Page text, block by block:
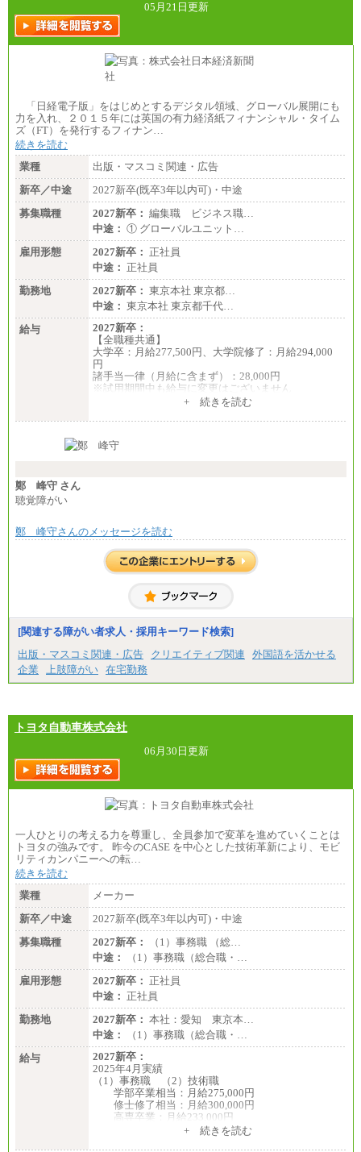
05月21日更新
「日経電子版」をはじめとするデジタル領域、グローバル展開にも
力を入れ、２０１５年には英国の有力経済紙フィナンシャル・タイム
ズ（FT）を発行するフィナン…
続きを読む
業種
出版・マスコミ関連・広告
新卒／中途
2027新卒(既卒3年以内可)・中途
募集職種
2027新卒： 編集職 ビジネス職…
中途： ① グローバルユニット…
雇用形態
2027新卒： 正社員
中途： 正社員
勤務地
2027新卒： 東京本社 東京都…
中途： 東京本社 東京都千代…
給与
2027新卒：
【全職種共通】
大学卒：月給277,500円、大学院修了：月給294,000
円
諸手当一律（月給に含まず）：28,000円
※試用期間中も給与に変更はございません
月給370,000円～
ます。
+ 続きを読む
鄭 峰守 さん
聴覚障がい
鄭 峰守さんのメッセージを読む
[関連する障がい者求人・採用キーワード検索]
出版・マスコミ関連・広告
クリエイティブ関連
外国語を活かせる
企業
上肢障がい 在宅勤務
トヨタ自動車株式会社
06月30日更新
一人ひとりの考える力を尊重し、全員参加で変革を進めていくことは
トヨタの強みです。 昨今のCASE を中心とした技術革新により、モビ
リティカンパニーへの転…
続きを読む
業種
メーカー
新卒／中途
2027新卒(既卒3年以内可)・中途
募集職種
2027新卒：
（1）事務職 （総…
中途：
（1）事務職（総合職・…
雇用形態
2027新卒： 正社員
中途： 正社員
勤務地
2027新卒： 本社：愛知 東京本…
中途：
（1）事務職（総合職・…
給与
2027新卒：
2025年4月実績
（1）事務職 （2）技術職
学部卒業相当：月給275,000円
修士修了相当：月給300,000円
高専卒業：月給233,000円
+ 続きを読む